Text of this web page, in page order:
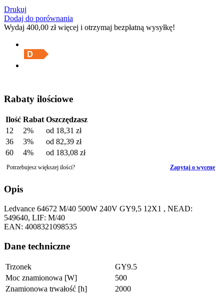
Drukuj
Dodaj do porównania
Wydaj 400,00 złwięcej i otrzymaj bezpłatną wysyłkę!
Rabaty ilościowe
Ilość Rabat Oszczędzasz
12
2% od 18,31 zł
36
3% od 82,39 zł
60
4% od 183,08 zł
Potrzebujesz większej ilości? Zapytaj o wycenę
Opis
Ledvance 64672 M/40 500W 240V GY9,5 12X1 , NEAD:
549640, LIF: M/40
EAN: 4008321098535
Dane techniczne
Trzonek
GY9.5
Moc znamionowa [W]
500
Znamionowa trwałość [h]
2000